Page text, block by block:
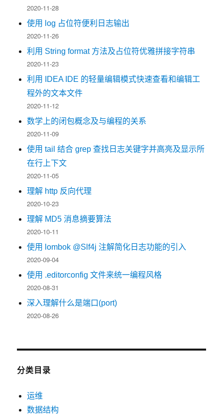
2020-11-28
使用 log 占位符便利日志输出
2020-11-26
利用 String format 方法及占位符优雅拼接字符串
2020-11-23
利用 IDEA IDE 的轻量编辑模式快速查看和编辑工
程外的文本文件
2020-11-12
数学上的闭包概念及与编程的关系
2020-11-09
使用 tail 结合 grep 查找日志关键字并高亮及显示所
在行上下文
2020-11-05
理解 http 反向代理
2020-10-23
理解 MD5 消息摘要算法
2020-10-11
使用 lombok @Slf4j 注解简化日志功能的引入
2020-09-04
使用 .editorconfig 文件来统一编程风格
2020-08-31
深入理解什么是端口(port)
2020-08-26
分类目录
运维
数据结构